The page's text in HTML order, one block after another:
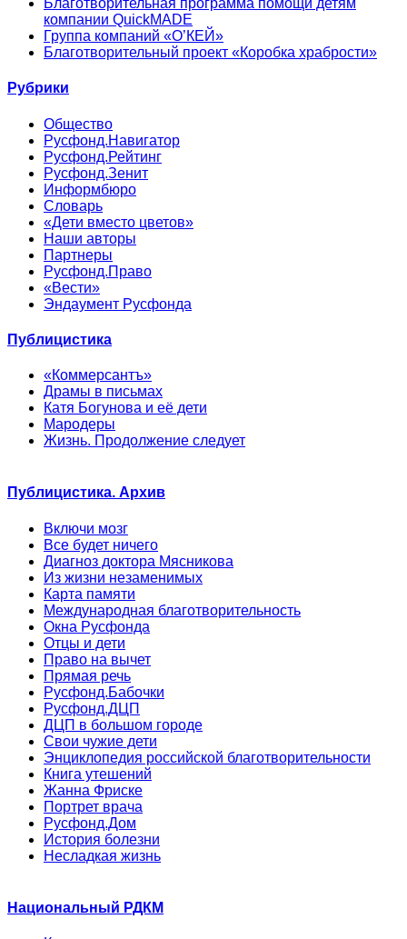
Благотворительная программа помощи детям
компании QuickMADE
Группа компаний «О’КЕЙ»
Благотворительный проект «Коробка храбрости»
Рубрики
Общество
Русфонд.Навигатор
Русфонд.Рейтинг
Русфонд.Зенит
Информбюро
Словарь
«Дети вместо цветов»
Наши авторы
Партнеры
Русфонд.Право
«Вести»
Эндаумент Русфонда
Публицистика
«Коммерсантъ»
Драмы в письмах
Катя Богунова и её дети
Мародеры
Жизнь. Продолжение следует
Публицистика. Архив
Включи мозг
Все будет ничего
Диагноз доктора Мясникова
Из жизни незаменимых
Карта памяти
Международная благотворительность
Окна Русфонда
Отцы и дети
Право на вычет
Прямая речь
Русфонд.Бабочки
Русфонд.ДЦП
ДЦП в большом городе
Свои чужие дети
Энциклопедия российской благотворительности
Книга утешений
Жанна Фриске
Портрет врача
Русфонд.Дом
История болезни
Несладкая жизнь
Национальный РДКМ